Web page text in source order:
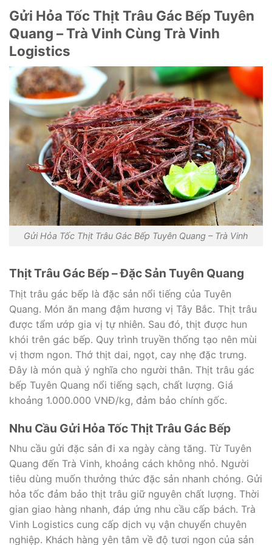
Gửi Hỏa Tốc Thịt Trâu Gác Bếp Tuyên
Quang – Trà Vinh Cùng Trà Vinh
Logistics
Gửi Hỏa Tốc Thịt Trâu Gác Bếp Tuyên Quang – Trà Vinh
Thịt Trâu Gác Bếp – Đặc Sản Tuyên Quang
Thịt trâu gác bếp là đặc sản nổi tiếng của Tuyên
Quang. Món ăn mang đậm hương vị Tây Bắc. Thịt trâu
được tẩm ướp gia vị tự nhiên. Sau đó, thịt được hun
khói trên gác bếp. Quy trình truyền thống tạo nên mùi
vị thơm ngon. Thớ thịt dai, ngọt, cay nhẹ đặc trưng.
Đây là món quà ý nghĩa cho người thân. Thịt trâu gác
bếp Tuyên Quang nổi tiếng sạch, chất lượng. Giá
khoảng 1.000.000 VNĐ/kg, đảm bảo chính gốc.
Nhu Cầu Gửi Hỏa Tốc Thịt Trâu Gác Bếp
Nhu cầu gửi đặc sản đi xa ngày càng tăng. Từ Tuyên
Quang đến Trà Vinh, khoảng cách không nhỏ. Người
tiêu dùng muốn thưởng thức đặc sản nhanh chóng. Gửi
hỏa tốc đảm bảo thịt trâu giữ nguyên chất lượng. Thời
gian giao hàng nhanh, đáp ứng nhu cầu cấp bách. Trà
Vinh Logistics cung cấp dịch vụ vận chuyển chuyên
nghiệp. Khách hàng yên tâm về độ tươi ngon của sản